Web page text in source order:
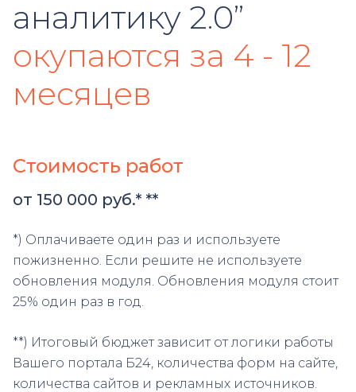
аналитику 2.0”
окупаются за 4 - 12
месяцев
Стоимость работ
от 150 000 руб.* **
*) Оплачиваете один раз и используете
пожизненно. Если решите не используете
обновления модуля. Обновления модуля стоит
25% один раз в год.
**) Итоговый бюджет зависит от логики работы
Вашего портала Б24, количества форм на сайте,
количества сайтов и рекламных источников.